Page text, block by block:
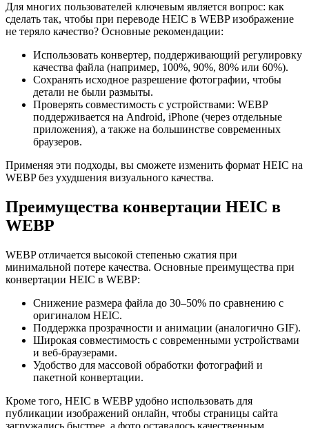
Для многих пользователей ключевым является вопрос: как
сделать так, чтобы при переводе HEIC в WEBP изображение
не теряло качество? Основные рекомендации:
Использовать конвертер, поддерживающий регулировку
качества файла (например, 100%, 90%, 80% или 60%).
Сохранять исходное разрешение фотографии, чтобы
детали не были размыты.
Проверять совместимость с устройствами: WEBP
поддерживается на Android, iPhone (через отдельные
приложения), а также на большинстве современных
браузеров.
Применяя эти подходы, вы сможете изменить формат HEIC на
WEBP без ухудшения визуального качества.
Преимущества конвертации HEIC в
WEBP
WEBP отличается высокой степенью сжатия при
минимальной потере качества. Основные преимущества при
конвертации HEIC в WEBP:
Снижение размера файла до 30–50% по сравнению с
оригиналом HEIC.
Поддержка прозрачности и анимации (аналогично GIF).
Широкая совместимость с современными устройствами
и веб-браузерами.
Удобство для массовой обработки фотографий и
пакетной конвертации.
Кроме того, HEIC в WEBP удобно использовать для
публикации изображений онлайн, чтобы страницы сайта
загружались быстрее, а фото оставалось качественным.